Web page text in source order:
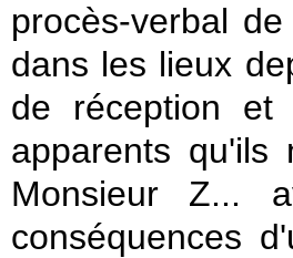
procès-verbal
dans les lieux
de réception
apparents qu'ils
Monsieur Z...
conséquences